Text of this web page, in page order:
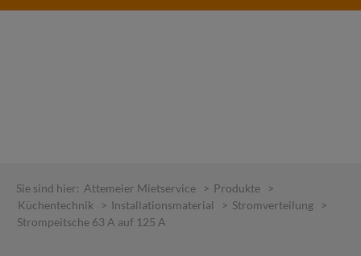
content
Sie sind hier: Attemeier Mietservice > Produkte
>
Küchentechnik
> Installationsmaterial > Stromverteilung
>
Strompeitsche 63 A auf 125 A